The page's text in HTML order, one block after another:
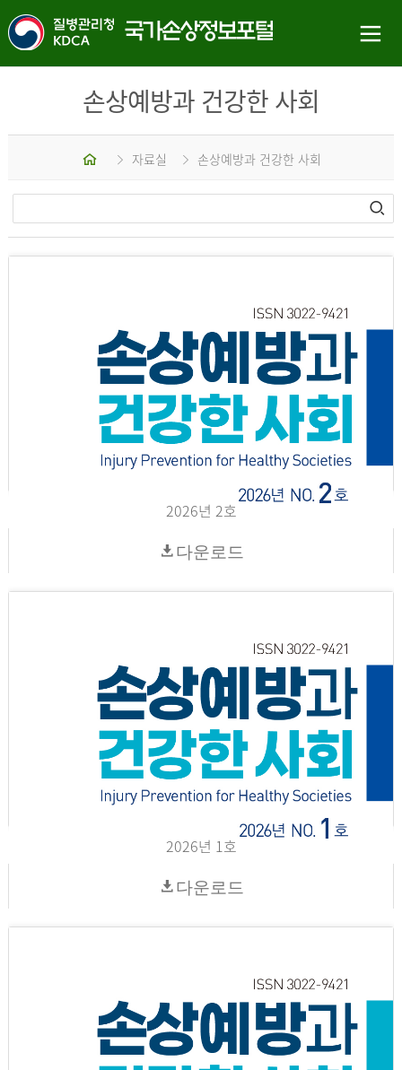
손상예방과 건강한 사회
홈 자료실 손상예방과 건강한 사회
2026년 2호
다운로드
2026년 1호
다운로드